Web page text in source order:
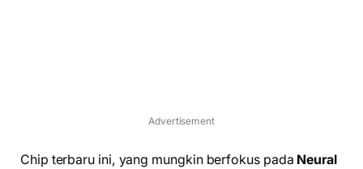
Advertisement
Chip terbaru ini, yang mungkin berfokus pada Neural